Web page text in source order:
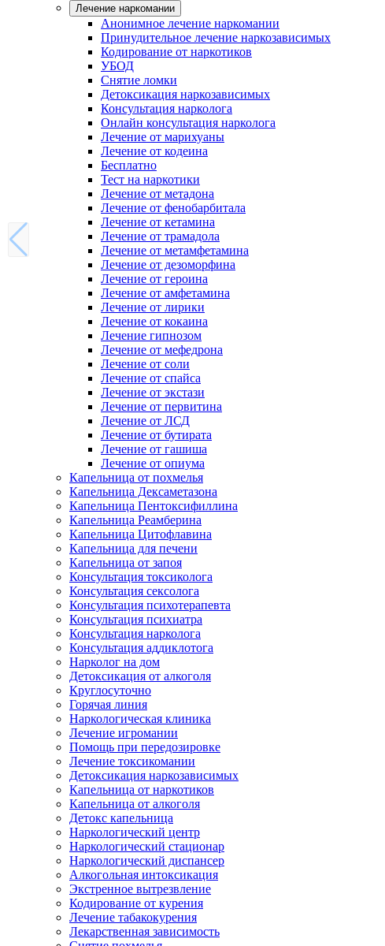
Лечение наркомании
Анонимное лечение наркомании
Принудительное лечение наркозависимых
Кодирование от наркотиков
УБОД
Снятие ломки
Детоксикация наркозависимых
Консультация нарколога
Онлайн консультация нарколога
Лечение от марихуаны
Лечение от кодеина
Бесплатно
Тест на наркотики
Лечение от метадона
Лечение от фенобарбитала
Лечение от кетамина
Лечение от трамадола
Лечение от метамфетамина
Лечение от дезоморфина
Лечение от героина
Лечение от амфетамина
Лечение от лирики
Лечение от кокаина
Лечение гипнозом
Лечение от мефедрона
Лечение от соли
Лечение от спайса
Лечение от экстази
Лечение от первитина
Лечение от ЛСД
Лечение от бутирата
Лечение от гашиша
Лечение от опиума
Капельница от похмелья
Капельница Дексаметазона
Капельница Пентоксифиллина
Капельница Реамберина
Капельница Цитофлавина
Капельница для печени
Капельница от запоя
Консультация токсиколога
Консультация сексолога
Консультация психотерапевта
Консультация психиатра
Консультация нарколога
Консультация аддиклотога
Нарколог на дом
Детоксикация от алкоголя
Круглосуточно
Горячая линия
Наркологическая клиника
Лечение игромании
Помощь при передозировке
Лечение токсикомании
Детоксикация наркозависимых
Капельница от наркотиков
Капельница от алкоголя
Детокс капельница
Наркологический центр
Наркологический стационар
Наркологический диспансер
Алкогольная интоксикация
Экстренное вытрезвление
Кодирование от курения
Лечение табакокурения
Лекарственная зависимость